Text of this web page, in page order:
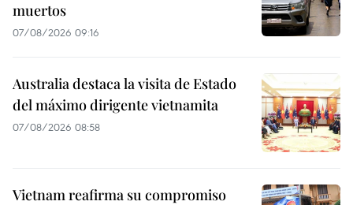
muertos
07/08/2026 09:16
Australia destaca la visita de Estado
del máximo dirigente vietnamita
07/08/2026 08:58
Vietnam reafirma su compromiso